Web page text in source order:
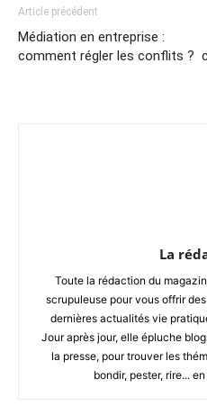
Article précédent
Médiation en entreprise :
comment régler les conflits ?
La
Toute la rédaction du
scrupuleuse pour vous offrir
dernières actualités vie
Jour après jour, elle épluche
la presse, pour trouver les
bondir, pester, rire...